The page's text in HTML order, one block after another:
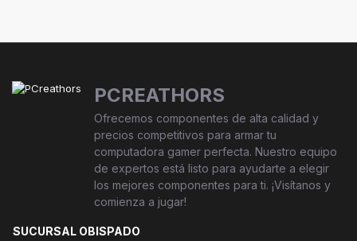
PCREATHORS
Ofrecemos componentes de alta calidad y
precios competitivos para armar tu
computadora gamer perfecta. Nuestro equipo
de expertos está listo para ayudarte a elegir
los mejores componentes para ti. ¡Visítanos y
comienza a jugar!
SUCURSAL OBISPADO